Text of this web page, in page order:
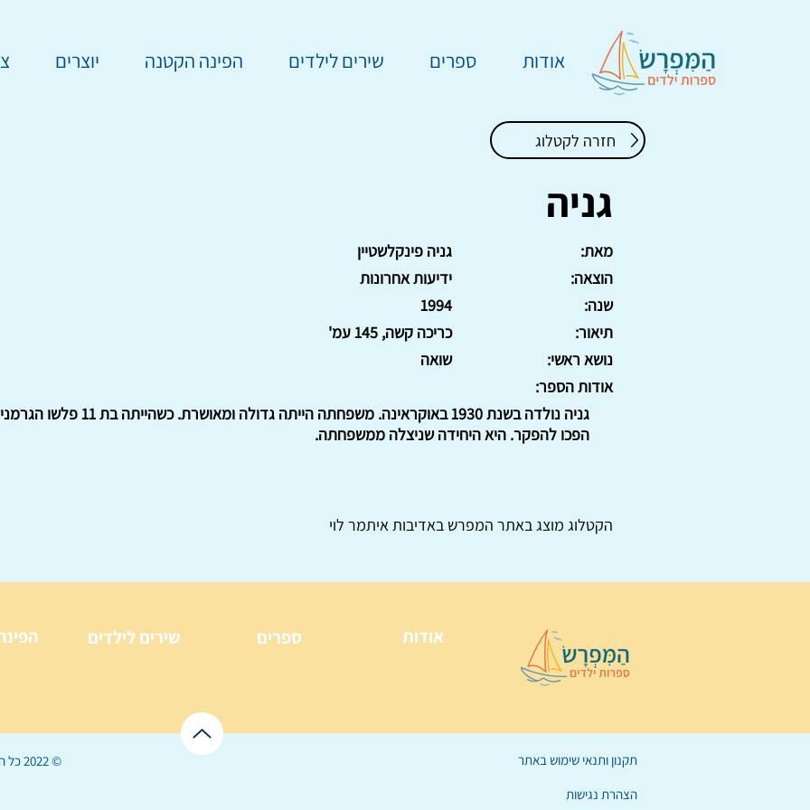
אודות ספרים שירים לילדים הפינה הקטנה יוצרים
חזרה לקטלוג
גניה
גניה פינקלשטיין
מאת:
ידיעות אחרונות
הוצאה:
1994
שנה:
כריכה קשה, 145 עמ'
תיאור:
שואה
נושא ראשי:
אודות הספר:
גניה נולדה בשנת 1930 באוקראינה.
הפכו להפקר. היא היחידה שניצלה ממשפחתה.
הקטלוג מוצג באתר המפרש באדיבות איתמר לוי
שירים לילדים ספרים אודות
© 2022 כל הזכויות שמורות ל
תקנון ותנאי שימוש באתר
הצהרת נגישות